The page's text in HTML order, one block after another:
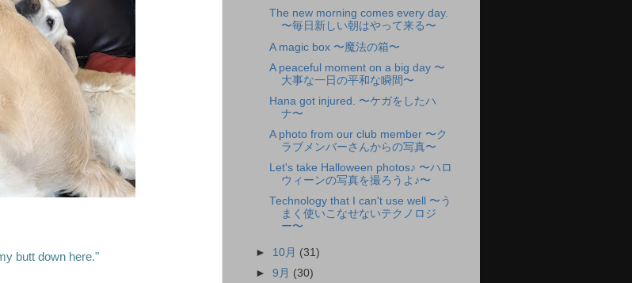
butt down here."
The new morning comes every day.
〜毎日新しい朝はやって来る〜
A magic box 〜魔法の箱〜
A peaceful moment on a big day 〜
大事な一日の平和な瞬間〜
Hana got injured. 〜ケガをしたハ
ナ〜
A photo from our club member 〜ク
ラブメンバーさんからの写真〜
Let's take Halloween photos♪ 〜ハロ
ウィーンの写真を撮ろうよ♪〜
Technology that I can't use well 〜う
まく使いこなせないテクノロジ
ー〜
► 10月 (31)
►9月 (30)